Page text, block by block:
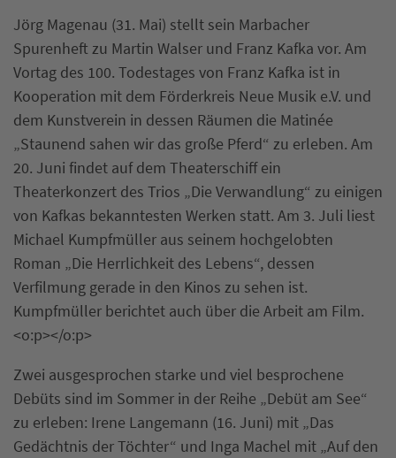
Jörg Magenau (31. Mai) stellt sein Marbacher
Spurenheft zu Martin Walser und Franz Kafka vor. Am
Vortag des 100. Todestages von Franz Kafka ist in
Kooperation mit dem Förderkreis Neue Musik e.V. und
dem Kunstverein in dessen Räumen die Matinée
„Staunend sahen wir das große Pferd“ zu erleben. Am
20. Juni findet auf dem Theaterschiff ein
Theaterkonzert des Trios „Die Verwandlung“ zu einigen
von Kafkas bekanntesten Werken statt. Am 3. Juli liest
Michael Kumpfmüller aus seinem hochgelobten
Roman „Die Herrlichkeit des Lebens“, dessen
Verfilmung gerade in den Kinos zu sehen ist.
Kumpfmüller berichtet auch über die Arbeit am Film.
<o:p></o:p>
Zwei ausgesprochen starke und viel besprochene
Debüts sind im Sommer in der Reihe „Debüt am See“
zu erleben: Irene Langemann (16. Juni) mit „Das
Gedächtnis der Töchter“ und Inga Machel mit „Auf den